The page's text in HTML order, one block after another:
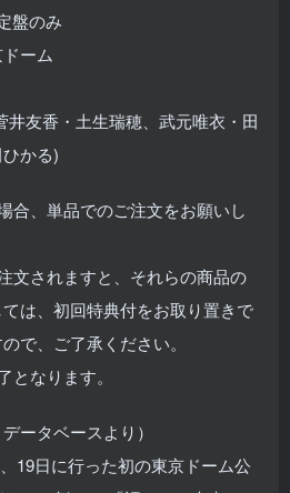
盤のみ
ーム
井友香・土生瑞穂、武元唯衣・田
かる)
合、単品でのご注文をお願いし
文されますと、それらの商品の
は、初回特典付をお取り置きで
で、ご了承ください。
なります。
ータベースより）
19日に行った初の東京ドーム公